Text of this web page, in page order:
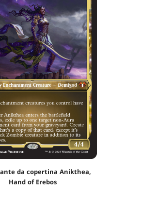
da copertina Anikthea,
Hand of Erebos